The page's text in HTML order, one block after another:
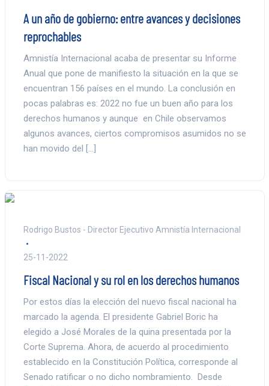
A un año de gobierno: entre avances y decisiones
reprochables
Amnistía Internacional acaba de presentar su Informe
Anual que pone de manifiesto la situación en la que se
encuentran 156 países en el mundo. La conclusión en
pocas palabras es: 2022 no fue un buen año para los
derechos humanos y aunque en Chile observamos
algunos avances, ciertos compromisos asumidos no se
han movido del […]
Rodrigo Bustos - Director Ejecutivo Amnistía Internacional
25-11-2022
Fiscal Nacional y su rol en los derechos humanos
Por estos días la elección del nuevo fiscal nacional ha
marcado la agenda. El presidente Gabriel Boric ha
elegido a José Morales de la quina presentada por la
Corte Suprema. Ahora, de acuerdo al procedimiento
establecido en la Constitución Política, corresponde al
Senado ratificar o no dicho nombramiento. Desde